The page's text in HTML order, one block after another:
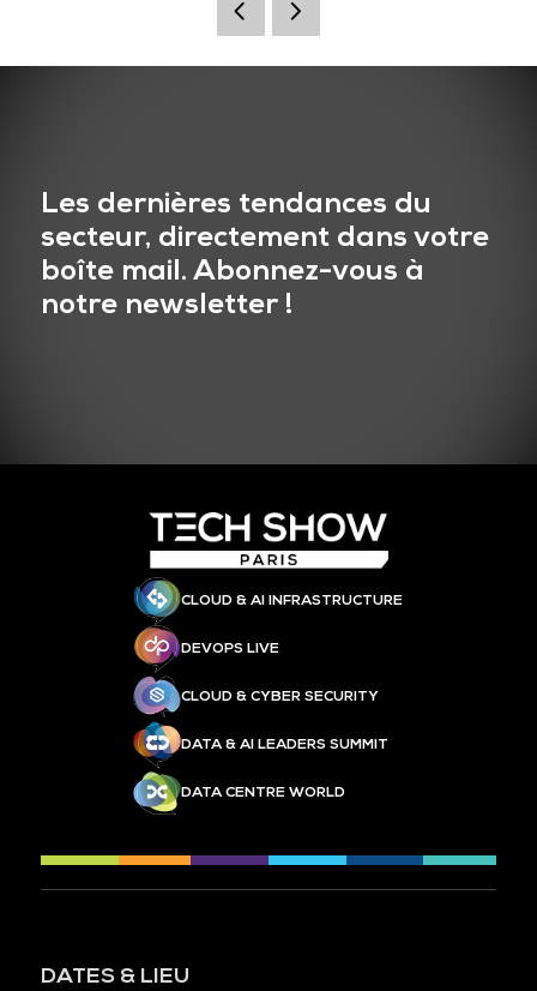
Les dernières tendances du
secteur, directement dans votre
boîte mail. Abonnez-vous à
notre newsletter !
CLOUD & AI INFRASTRUCTURE
DEVOPS LIVE
CLOUD & CYBER SECURITY
DATA & AI LEADERS SUMMIT
DATA CENTRE WORLD
DATES & LIEU